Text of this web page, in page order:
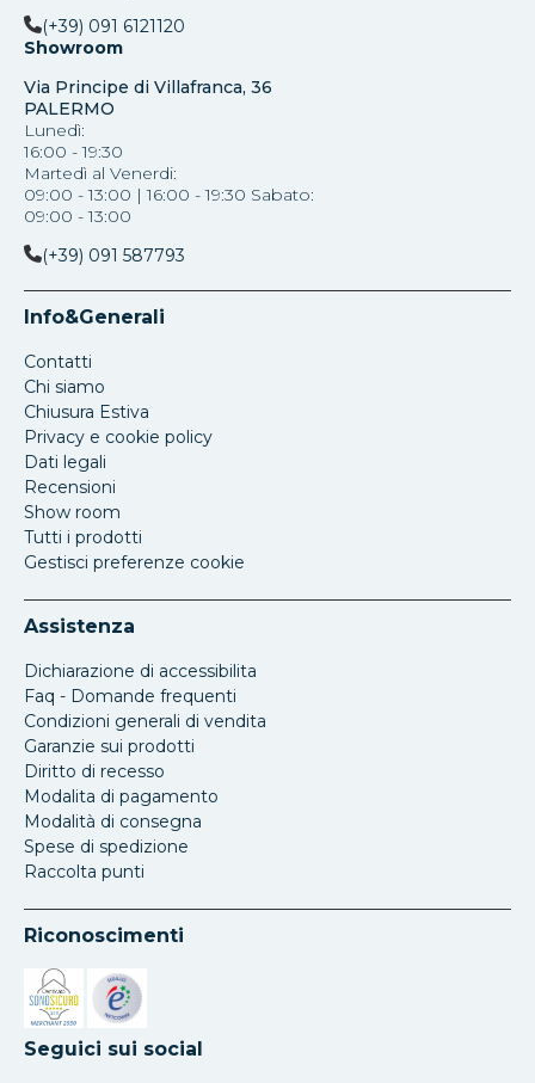
(+39) 091 6121120
Showroom
Via Principe di Villafranca, 36
PALERMO
Lunedì:
16:00 - 19:30
Martedì al Venerdi:
09:00 - 13:00 | 16:00 - 19:30 Sabato:
09:00 - 13:00
(+39) 091 587793
Info&Generali
Contatti
Chi siamo
Chiusura Estiva
Privacy e cookie policy
Dati legali
Recensioni
Show room
Tutti i prodotti
Gestisci preferenze cookie
Assistenza
Dichiarazione di accessibilita
Faq - Domande frequenti
Condizioni generali di vendita
Garanzie sui prodotti
Diritto di recesso
Modalita di pagamento
Modalità di consegna
Spese di spedizione
Raccolta punti
Riconoscimenti
Si apre in una nuova scheda
Si apre in una nuova scheda
Seguici sui social